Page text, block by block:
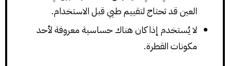
العين قد تحتاج لتقييم طبي قبل الاستخدام.
لا يُستخدم إذا كان هناك حساسية معروفة لأحد
مكونات القطرة.